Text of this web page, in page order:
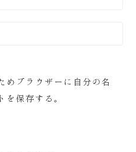
めブラウザーに自分の名
を保存する。